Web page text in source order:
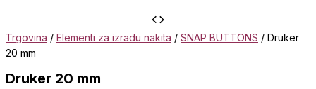
Trgovina / Elementi za izradu nakita / SNAP BUTTONS / Druker
20 mm
Druker 20 mm